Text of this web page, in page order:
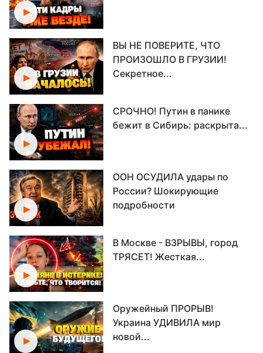
ВЫ НЕ ПОВЕРИТЕ, ЧТО
ПРОИЗОШЛО В ГРУЗИИ!
Секретное...
СРОЧНО! Путин в панике
бежит в Сибирь: раскрыта...
ООН ОСУДИЛА удары по
России? Шокирующие
подробности
В Москве - ВЗРЫВЫ, город
ТРЯСЕТ! Жесткая...
Оружейный ПРОРЫВ!
Украина УДИВИЛА мир
новой...